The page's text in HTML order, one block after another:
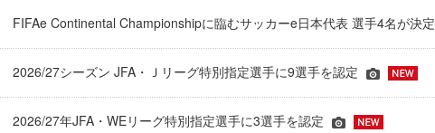
FIFAe Continental Championshipに臨むサッカーe日本代表 選手4名が決定
2026/27シーズン JFA・Ｊリーグ特別指定選手に9選手を認定
2026/27年JFA・WEリーグ特別指定選手に3選手を認定